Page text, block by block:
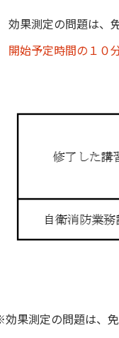
効果測定の問題は、
開始予定時間の１０
効果測定の問題は、